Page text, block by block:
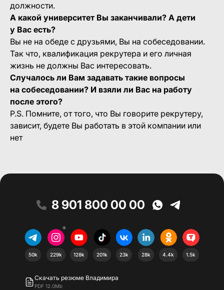
должности.
А какой университет Вы заканчивали? А дети
у Вас есть?
Вы не на обеде с друзьями, Вы на собеседовании.
Так что, квалификация рекрутера и его личная
жизнь не должны Вас интересовать.
Случалось ли Вам задавать такие вопросы
на собеседовании? И взяли ли Вас на работу
после этого?
P.S. Помните, от того, что Вы говорите рекрутеру,
зависит, будете Вы работать в этой компании или
нет
8 901 800 00 00
50k
*
229k 128k 201k 23k 28k 4.4k 1.5k
Скачать резюме Владимира
PDF 12.0Mb